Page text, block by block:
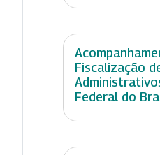
Fiscalização
Federal do